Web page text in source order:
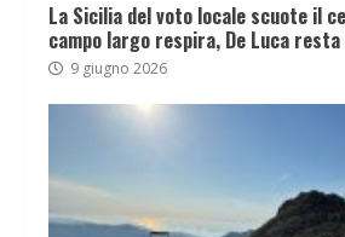
La Sicilia del voto locale scuote il
campo largo respira, De Luca
9 giugno 2026